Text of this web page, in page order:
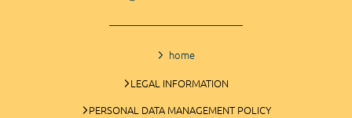
home
LEGAL INFORMATION
PERSONAL DATA MANAGEMENT POLICY